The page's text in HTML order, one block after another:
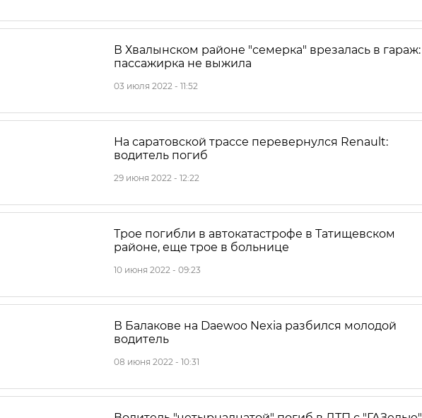
В Хвалынском районе "семерка" врезалась в гараж:
пассажирка не выжила
03 июля 2022 - 11:52
На саратовской трассе перевернулся Rеnаult:
водитель погиб
29 июня 2022 - 12:22
Трое погибли в автокатастрофе в Татищевском
районе, еще трое в больнице
10 июня 2022 - 09:23
В Балакове на Daewoo Nexia разбился молодой
водитель
08 июня 2022 - 10:31